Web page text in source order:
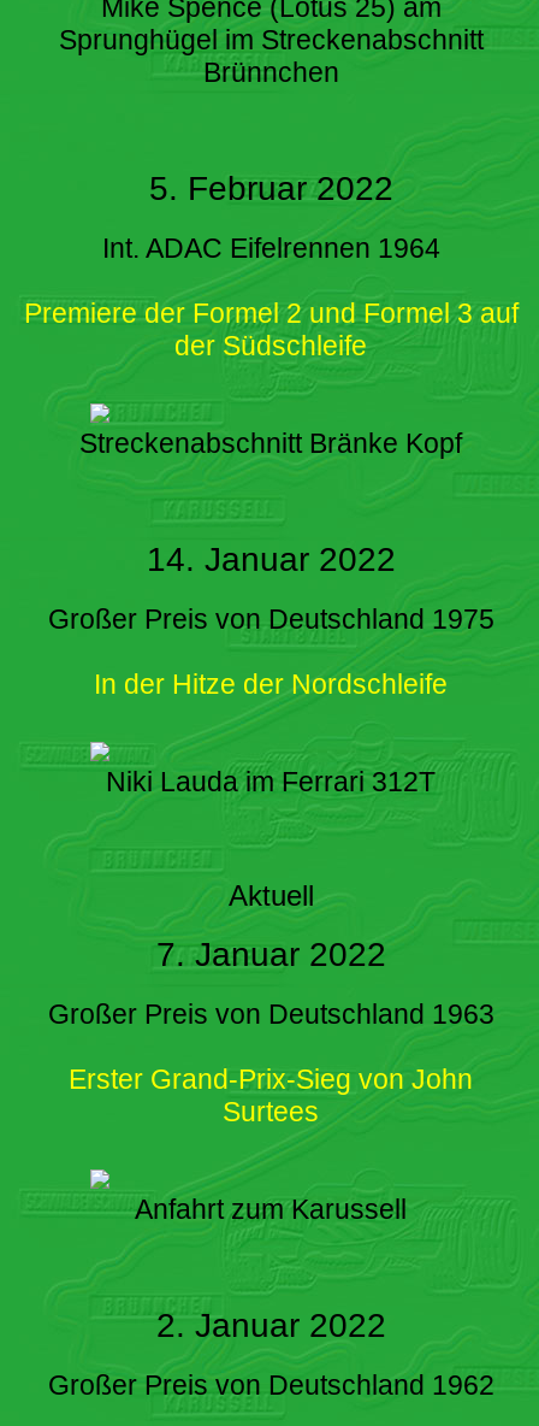
Mike Spence (Lotus 25) am
Sprunghügel im Streckenabschnitt
Brünnchen
5. Februar 2022
Int. ADAC Eifelrennen 1964
Premiere der Formel 2 und Formel 3 auf
der Südschleife
Streckenabschnitt Bränke Kopf
14. Januar 2022
Großer Preis von Deutschland 1975
In der Hitze der Nordschleife
Niki Lauda im Ferrari 312T
Aktuell
7. Januar 2022
Großer Preis von Deutschland 1963
Erster Grand-Prix-Sieg von John
Surtees
Anfahrt zum Karussell
2. Januar 2022
Großer Preis von Deutschland 1962